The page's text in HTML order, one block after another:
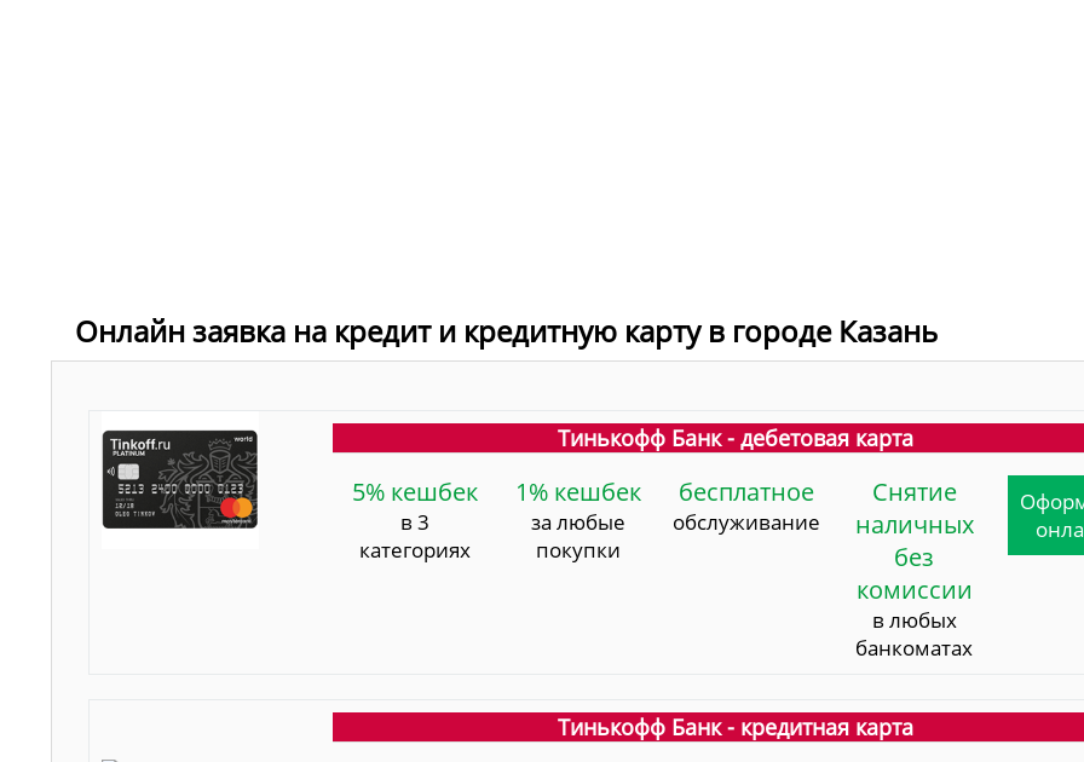
Онлайн заявка на кредит и кредитную карту в городе Казань
Тинькофф Банк - дебетовая карта
5% кешбек
в 3
категориях
1% кешбек
за любые
покупки
бесплатное
обслуживание
Снятие
наличных
без
комиссии
в любых
банкоматах
Тинькофф Банк - кредитная карта